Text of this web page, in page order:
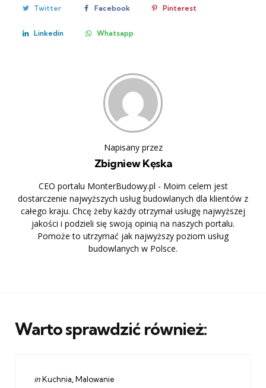
Twitter Facebook Pinterest
Linkedin Whatsapp
Napisany przez
Zbigniew Kęska
CEO portalu MonterBudowy.pl - Moim celem jest
dostarczenie najwyższych usług budowlanych dla klientów z
całego kraju. Chcę żeby każdy otrzymał usługę najwyższej
jakości i podzieli się swoją opinią na naszych portalu.
Pomoże to utrzymać jak najwyższy poziom usług
budowlanych w Polsce.
Warto sprawdzić również:
Categories
Posted
inKuchnia Malowanie